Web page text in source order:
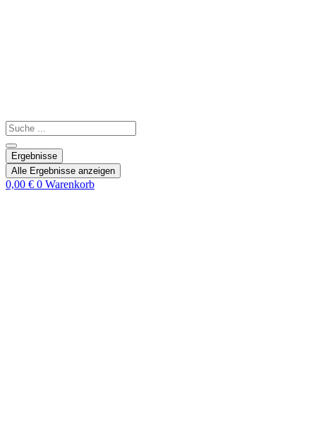
Search
...
Ergebnisse
Alle Ergebnisse anzeigen
0,00 € 0 Warenkorb